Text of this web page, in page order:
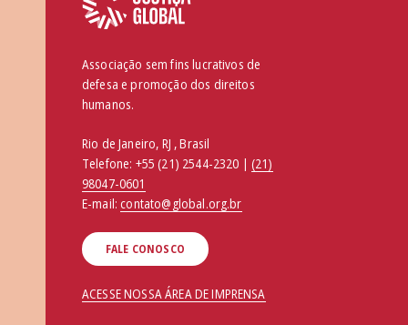
Associação sem fins lucrativos de
defesa e promoção dos direitos
humanos.
Rio de Janeiro, RJ , Brasil
Telefone: +55 (21) 2544-2320 | (21)
98047-0601
E-mail:contato@global.org.br
FALE CONOSCO
ACESSE NOSSA ÁREA DE IMPRENSA